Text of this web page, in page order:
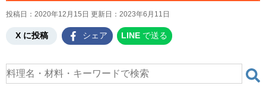
投稿日：2020年12月15日 更新日： 2023年6月11日
X に投稿 シェア LINE で送る